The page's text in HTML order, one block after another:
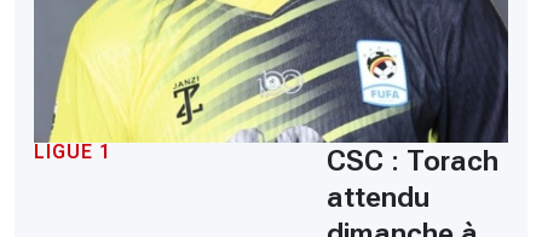
LIGUE 1
CSC : Torach
attendu